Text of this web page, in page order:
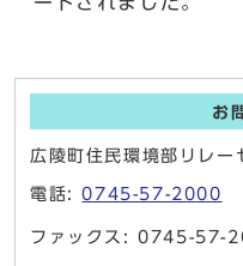
お
広陵町住民環境部リレー
電話:0745-57-2000
ファックス: 0745-57-